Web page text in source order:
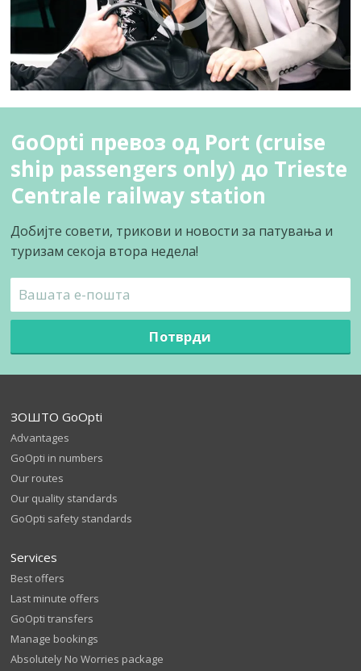
GoOpti превоз од Port (cruise
ship passengers only) до Trieste
Centrale railway station
Добијте совети, трикови и новости за патувања и
туризам секоја втора недела!
Потврди
ЗОШТО GoOpti
Advantages
GoOpti in numbers
Our routes
Our quality standards
GoOpti safety standards
Services
Best offers
Last minute offers
GoOpti transfers
Manage bookings
Absolutely No Worries package